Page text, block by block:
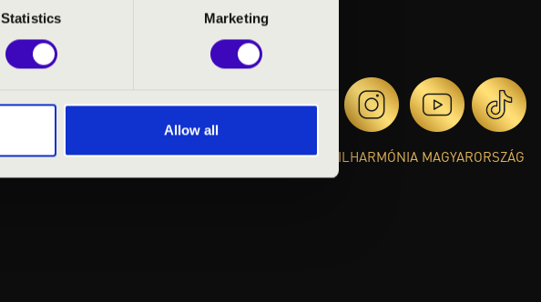
Statistics Marketing
Allow all
© 2026 FILHARMÓNIA MAGYARORSZÁG